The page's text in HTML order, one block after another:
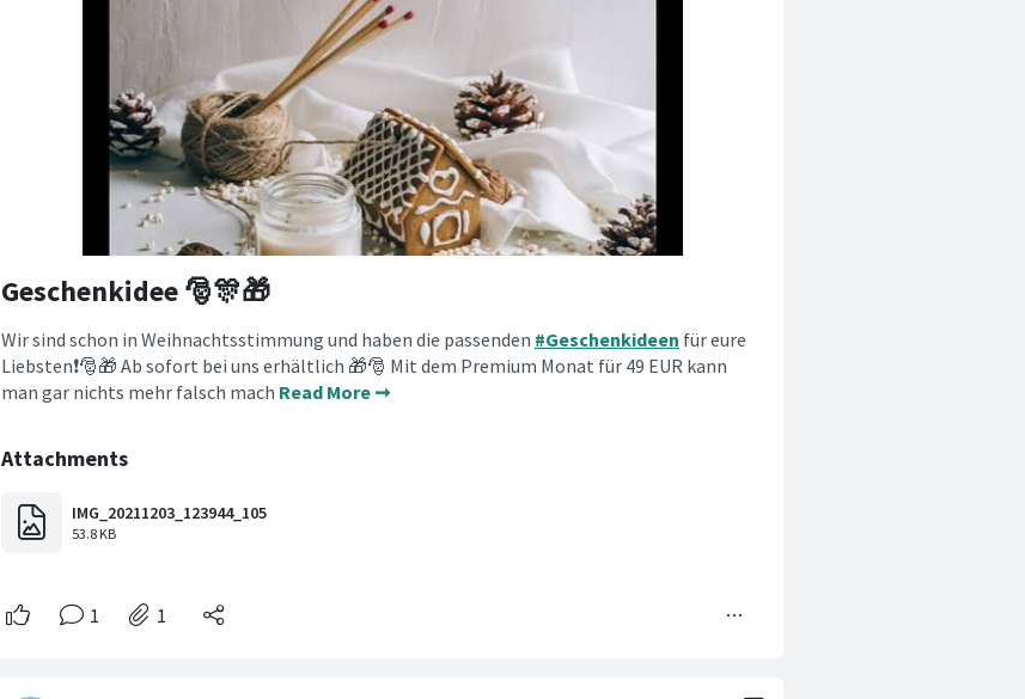
Geschenkidee 🎅🎊🎁
Wir sind schon in Weihnachtsstimmung und haben die passenden #Geschenkideen für eure
Liebsten❗🎅🎁 Ab sofort bei uns erhältlich 🎁🎅 Mit dem Premium Monat für 49 EUR kann
man gar nichts mehr falsch mach Read More ➞